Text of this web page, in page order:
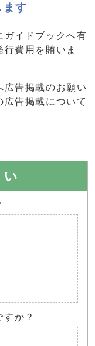
ます
ガイドブックへ有
費用を賄いま
広告掲載のお願い
告掲載について
い
か？